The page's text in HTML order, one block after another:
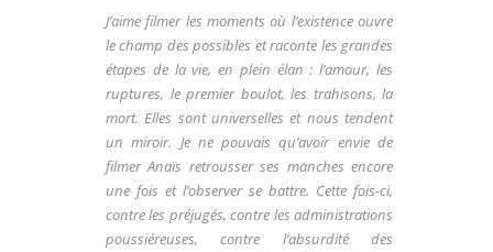
J’aime filmer les moments où l’existence ouvre
le champ des possibles et raconte les grandes
étapes de la vie, en plein élan : l’amour, les
ruptures, le premier boulot, les trahisons, la
mort. Elles sont universelles et nous tendent
un miroir. Je ne pouvais qu’avoir envie de
filmer Anaïs retrousser ses manches encore
une fois et l’observer se battre. Cette fois-ci,
contre les préjugés, contre les administrations
poussiéreuses, contre l’absurdité des